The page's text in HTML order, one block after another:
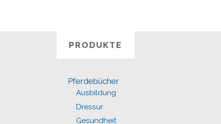
PRODUKTE
Pferdebücher
Ausbildung
Dressur
Gesundheit